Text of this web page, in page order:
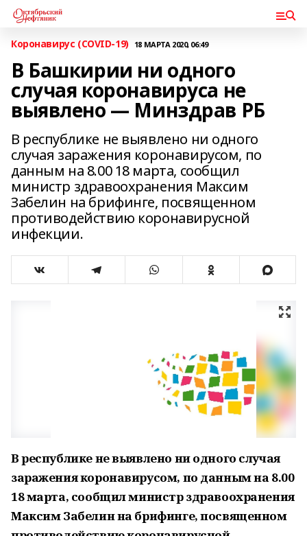
Коронавирус (COVID-19) 18 МАРТА 2020, 06:49
В Башкирии ни одного
случая коронавируса не
выявлено — Минздрав РБ
В республике не выявлено ни одного
случая заражения коронавирусом, по
данным на 8.00 18 марта, сообщил
министр здравоохранения Максим
Забелин на брифинге, посвященном
противодействию коронавирусной
инфекции.
В республике не выявлено ни одного случая
заражения коронавирусом, по данным на 8.00
18 марта, сообщил министр здравоохранения
Максим Забелин на брифинге, посвященном